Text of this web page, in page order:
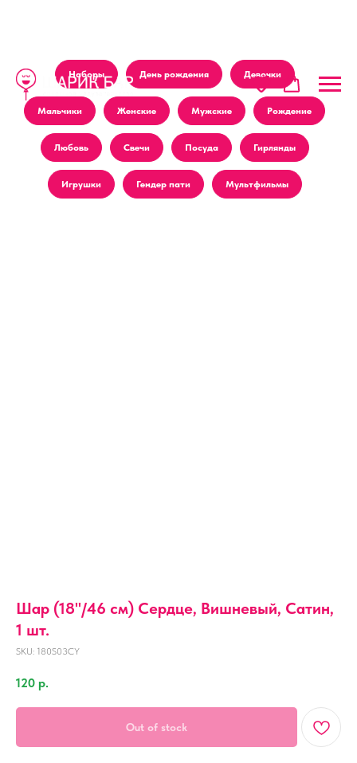
Наборы День рождения Девочки
Мальчики Женские Мужские Рождение
Любовь Свечи Посуда Гирлянды
Игрушки Гендер пати Мультфильмы
Шар (18''/46 см) Сердце, Вишневый, Сатин,
1 шт.
SKU: 180S03CY
120 р.
Out of stock